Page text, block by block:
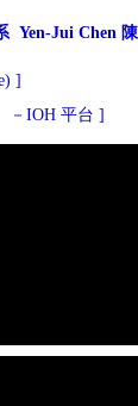
Yen-Jui Chen
]
－IOH 平台 ]